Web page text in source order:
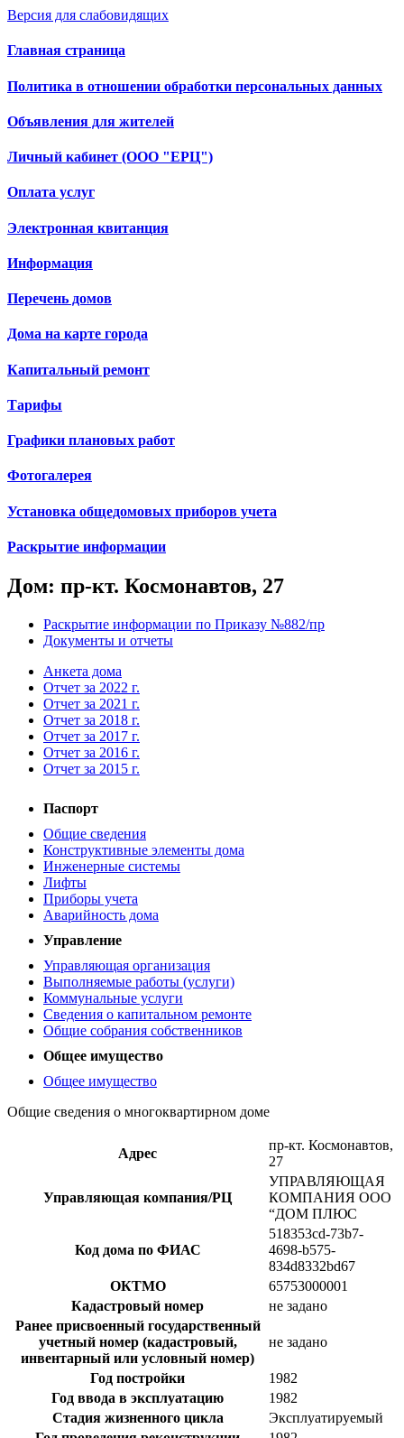
Версия для слабовидящих
Главная страница
Политика в отношении обработки персональных данных
Объявления для жителей
Личный кабинет (ООО "ЕРЦ")
Оплата услуг
Электронная квитанция
Информация
Перечень домов
Дома на карте города
Капитальный ремонт
Тарифы
Графики плановых работ
Фотогалерея
Установка общедомовых приборов учета
Раскрытие информации
Дом: пр-кт. Космонавтов, 27
Раскрытие информации по Приказу №882/пр
Документы и отчеты
Анкета дома
Отчет за 2022 г.
Отчет за 2021 г.
Отчет за 2018 г.
Отчет за 2017 г.
Отчет за 2016 г.
Отчет за 2015 г.
Паспорт
Общие сведения
Конструктивные элементы дома
Инженерные системы
Лифты
Приборы учета
Аварийность дома
Управление
Управляющая организация
Выполняемые работы (услуги)
Коммунальные услуги
Сведения о капитальном ремонте
Общие собрания собственников
Общее имущество
Общее имущество
Общие сведения о многоквартирном доме
Адрес
пр-кт. Космонавтов,
27
Управляющая компания/РЦ
УПРАВЛЯЮЩАЯ
КОМПАНИЯ ООО
“ДОМ ПЛЮС
Код дома по ФИАС
518353cd-73b7-
4698-b575-
834d8332bd67
ОКТМО
65753000001
Кадастровый номер
не задано
Ранее присвоенный государственный
учетный номер (кадастровый,
инвентарный или условный номер)
не задано
Год постройки
1982
Год ввода в эксплуатацию
1982
Стадия жизненного цикла
Эксплуатируемый